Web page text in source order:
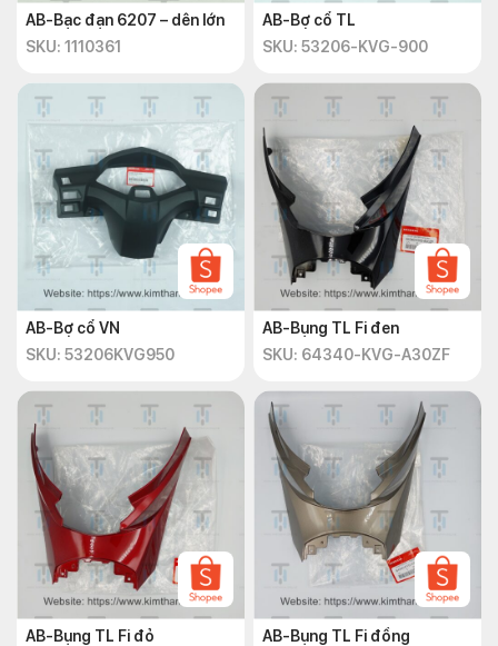
AB-Bạc đạn 6207 – dên lớn
SKU: 1110361
AB-Bợ cổ TL
SKU: 53206-KVG-900
AB-Bợ cổ VN
SKU: 53206KVG950
AB-Bụng TL Fi đen
SKU: 64340-KVG-A30ZF
AB-Bụng TL Fi đỏ
AB-Bụng TL Fi đồng